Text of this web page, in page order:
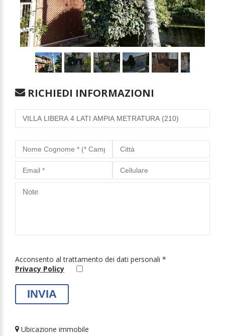
1/ 15
RICHIEDI INFORMAZIONI
Acconsento al trattamento dei dati personali *
Privacy Policy
Ubicazione immobile